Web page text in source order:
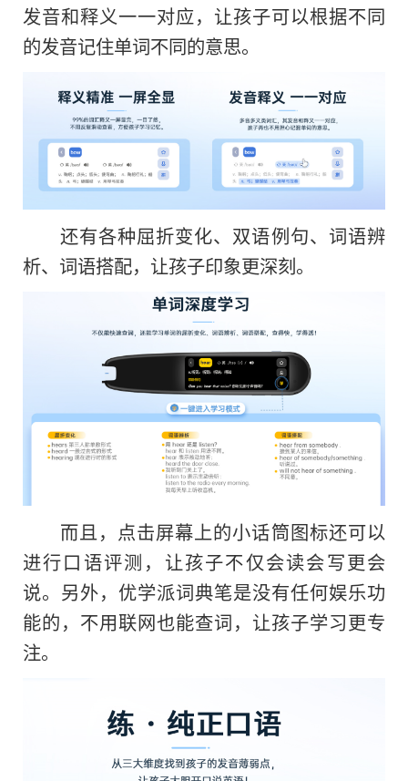
发音和释义一一对应，让孩子可以根据不同
的发音记住单词不同的意思。
还有各种屈折变化、双语例句、词语辨
析、词语搭配，让孩子印象更深刻。
而且，点击屏幕上的小话筒图标还可以
进行口语评测，让孩子不仅会读会写更会
说。另外，优学派词典笔是没有任何娱乐功
能的，不用联网也能查词，让孩子学习更专
注。